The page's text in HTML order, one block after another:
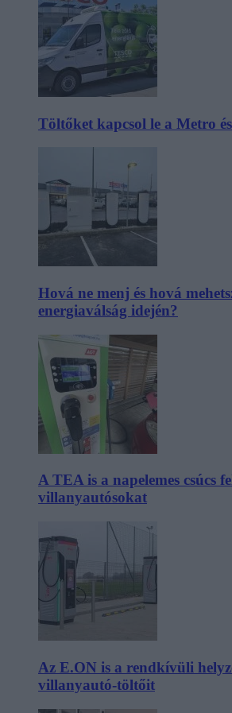
Töltőket kapcsol le a Metro és
Hová ne menj és hová
energiaválság idején?
A TEA is a napelemes csúcs
villanyautósokat
Az E.ON is a rendkívüli
villanyautó-töltőit